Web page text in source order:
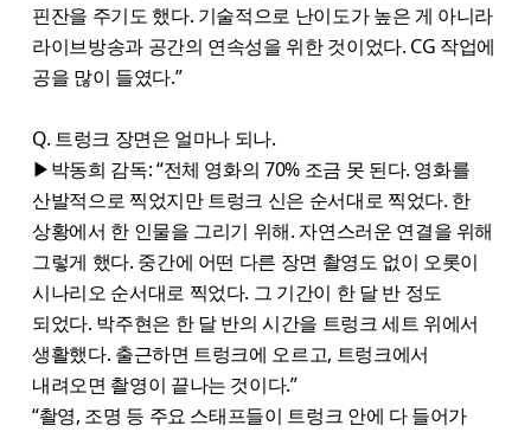
핀잔을 주기도 했다. 기술적으로 난이도가 높은 게 아니라
라이브방송과 공간의 연속성을 위한 것이었다. CG 작업에
공을 많이 들였다.”
Q. 트렁크 장면은 얼마나 되나.
▶박동희 감독: “전체 영화의 70% 조금 못 된다. 영화를
산발적으로 찍었지만 트렁크 신은 순서대로 찍었다. 한
상황에서 한 인물을 그리기 위해. 자연스러운 연결을 위해
그렇게 했다. 중간에 어떤 다른 장면 촬영도 없이 오롯이
시나리오 순서대로 찍었다. 그 기간이 한 달 반 정도
되었다. 박주현은 한 달 반의 시간을 트렁크 세트 위에서
생활했다. 출근하면 트렁크에 오르고, 트렁크에서
내려오면 촬영이 끝나는 것이다.”
“촬영, 조명 등 주요 스태프들이 트렁크 안에 다 들어가